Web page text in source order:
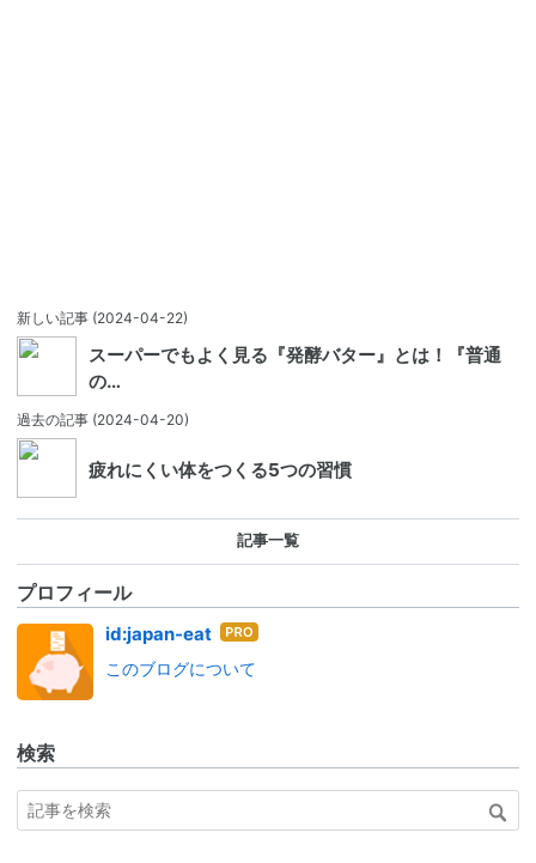
新しい記事 (2024-04-22)
スーパーでもよく見る『発酵バター』とは！『普通
の…
過去の記事 (2024-04-20)
疲れにくい体をつくる5つの習慣
記事一覧
プロフィール
id:japan-eat はて
ログ
このブログについて
検索